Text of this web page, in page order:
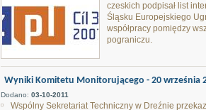
czeskich podpisał list
Śląsku Europejskiego
współpracy pomiędzy
pograniczu.
Wyniki Komitetu Monitorującego - 20 września
Dodano: 03-10-2011
Wspólny Sekretariat Techniczny w Dreźnie